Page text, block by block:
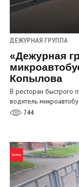
ДЕЖУРНАЯ ГРУППА
«Дежурная
Копылова
В ресторан быстрого
водитель
744